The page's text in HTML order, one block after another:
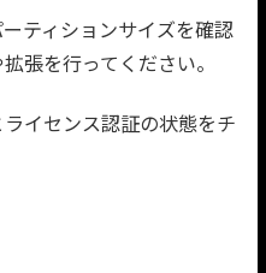
ティションサイズを確認
張を行ってください。
イセンス認証の状態をチ